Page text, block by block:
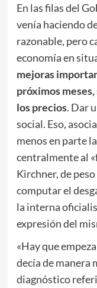
En las filas del
venía haciendo
razonable, pero
economía en
mejoras
próximos
los precios. Dar
social. Eso,
menos en parte
centralmente al
Kirchner, de
computar el
la interna
expresión del
«Hay que
decía de manera
diagnóstico